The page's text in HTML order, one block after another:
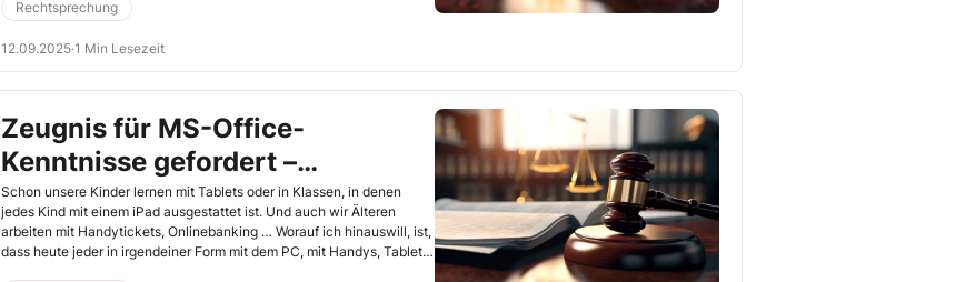
durchzuführen. Ob das ebenfalls gilt, wenn die schwerbehinderten
Menschen noch keinen Kündigungsschutz nach dem
Kündigungsschutzgesetz haben, hat das Bundesarbeitsgericht
Rechtsprechung
12.09.2025·1 Min Lesezeit
Zeugnis für MS-Office-
Kenntnisse gefordert –
Entschädigung gezahlt!
Schon unsere Kinder lernen mit Tablets oder in Klassen, in denen
jedes Kind mit einem iPad ausgestattet ist. Und auch wir Älteren
arbeiten mit Handytickets, Onlinebanking … Worauf ich hinauswill, ist,
dass heute jeder in irgendeiner Form mit dem PC, mit Handys, Tablets